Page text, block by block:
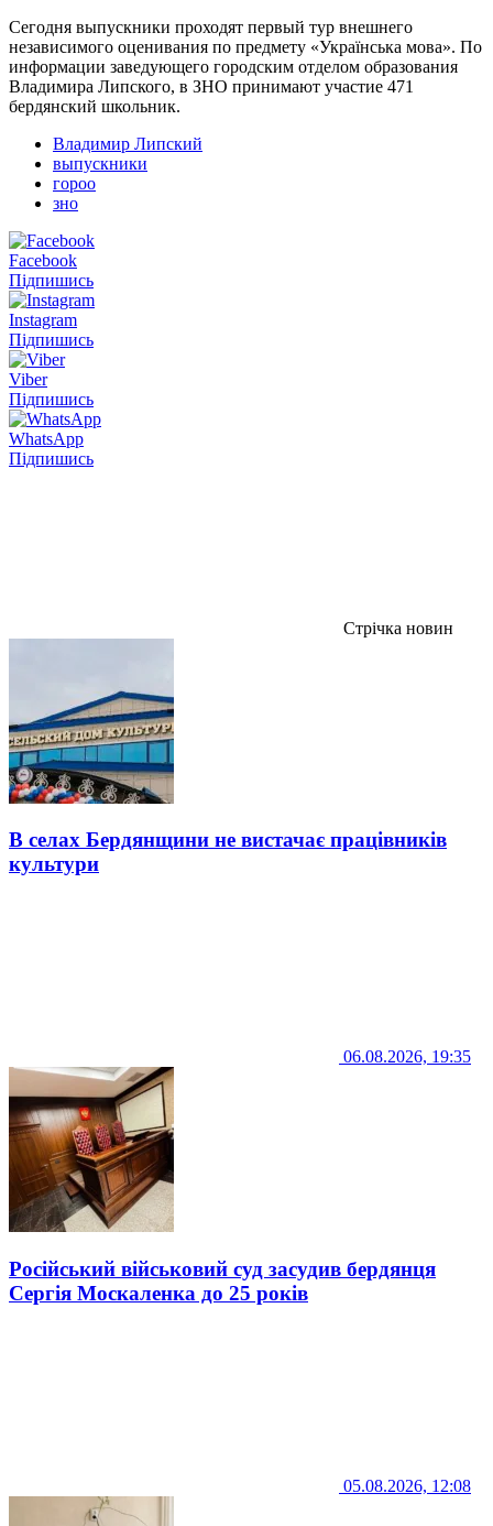
Сегодня выпускники проходят первый тур внешнего
независимого оценивания по предмету «Українська мова». По
информации заведующего городским отделом образования
Владимира Липского, в ЗНО принимают участие 471
бердянский школьник.
Владимир Липский
выпускники
гороо
зно
Facebook
Підпишись
Instagram
Підпишись
Viber
Підпишись
WhatsApp
Підпишись
Стрічка новин
В селах Бердянщини не вистачає працівників
культури
06.08.2026, 19:35
Російський військовий суд засудив бердянця
Сергія Москаленка до 25 років
05.08.2026, 12:08